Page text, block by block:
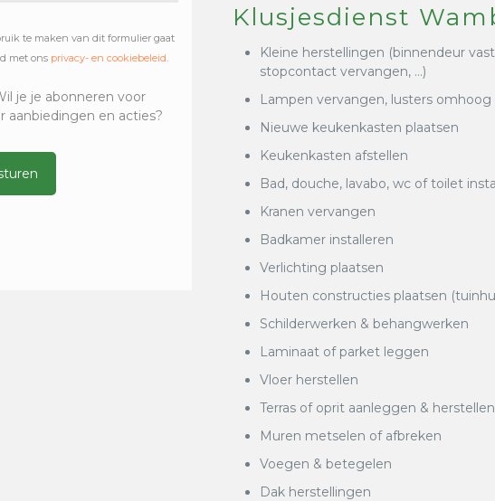
te maken van dit formulier gaat
met ons privacy- en cookiebeleid.
je je abonneren voor
aanbiedingen en acties?
Klusjesdienst
Kleine herstellingen (binnendeur
stopcontact vervangen, …)
Lampen vervangen, lusters
Nieuwe keukenkasten plaatsen
Keukenkasten afstellen
Bad, douche, lavabo, wc of toilet
Kranen vervangen
Badkamer installeren
Verlichting plaatsen
Houten constructies plaatsen
Schilderwerken & behangwerken
Laminaat of parket leggen
Vloer herstellen
Terras of oprit aanleggen & herstellen
Muren metselen of afbreken
Voegen & betegelen
Dak herstellingen